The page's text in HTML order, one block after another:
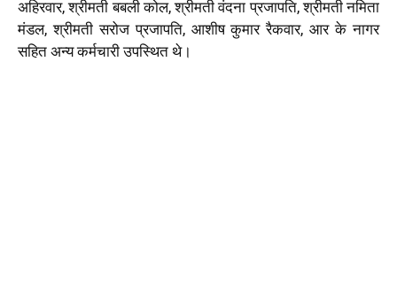
अहिरवार, श्रीमती बबली कोल, श्रीमती वंदना प्रजापति, श्रीमती नमिता
मंडल, श्रीमती सरोज प्रजापति, आशीष कुमार रैकवार, आर के नागर
सहित अन्य कर्मचारी उपस्थित थे।